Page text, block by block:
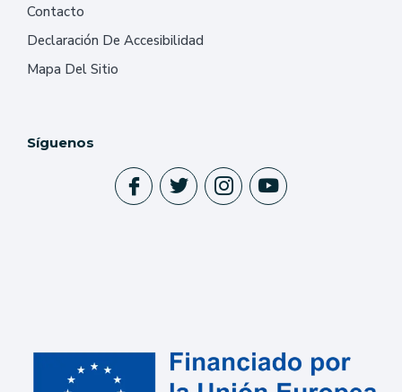
Contacto
Declaración De Accesibilidad
Mapa Del Sitio
Síguenos